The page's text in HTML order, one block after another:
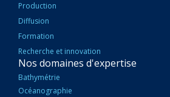
Production
Diffusion
Formation
Recherche et innovation
Nos domaines d'expertise
Bathymétrie
Océanographie